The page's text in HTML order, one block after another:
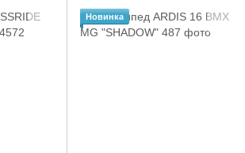
Новинка